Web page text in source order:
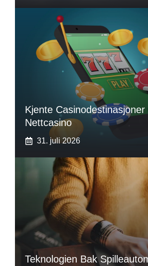
Kjente Casinodestinasjoner
Nettcasino
31. juli 2026
Teknologien Bak